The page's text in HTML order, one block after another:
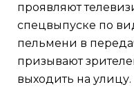
проявляют
спецвыпуске по
пельмени в
призывают
выходить на улицу.